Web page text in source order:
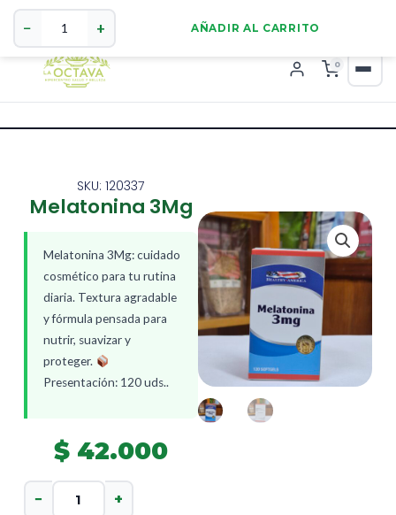
0
SKU: 120337
Melatonina 3Mg
Melatonina 3Mg: cuidado
cosmético para tu rutina
diaria. Textura agradable
y fórmula pensada para
nutrir, suavizar y
proteger.
Presentación: 120 uds..
$42.000
Melatonina
− +
Melatonina
3Mg
cantidad
− + AÑADIR AL CARRITO